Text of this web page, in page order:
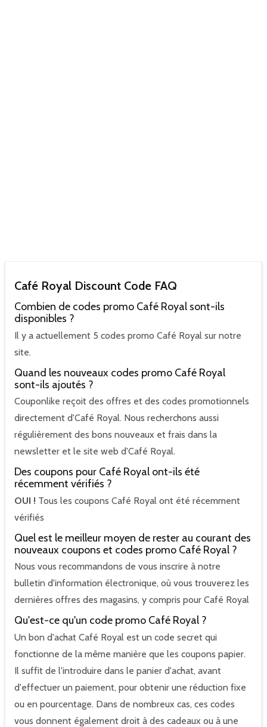
Café Royal Discount Code FAQ
Combien de codes promo Café Royal sont-ils
disponibles ?
Il y a actuellement 5 codes promo Café Royal sur notre
site.
Quand les nouveaux codes promo Café Royal
sont-ils ajoutés ?
Couponlike reçoit des offres et des codes promotionnels
directement d'Café Royal. Nous recherchons aussi
régulièrement des bons nouveaux et frais dans la
newsletter et le site web d'Café Royal.
Des coupons pour Café Royal ont-ils été
récemment vérifiés ?
OUI ! Tous les coupons Café Royal ont été récemment
vérifiés
Quel est le meilleur moyen de rester au courant des
nouveaux coupons et codes promo Café Royal ?
Nous vous recommandons de vous inscrire à notre
bulletin d'information électronique, où vous trouverez les
dernières offres des magasins, y compris pour Café Royal
Qu'est-ce qu'un code promo Café Royal ?
Un bon d'achat Café Royal est un code secret qui
fonctionne de la même manière que les coupons papier.
Il suffit de l'introduire dans le panier d'achat, avant
d'effectuer un paiement, pour obtenir une réduction fixe
ou en pourcentage. Dans de nombreux cas, ces codes
vous donnent également droit à des cadeaux ou à une